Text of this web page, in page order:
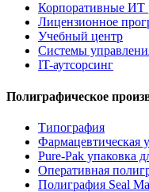
Корпоративные ИТ
Лицензионное
Учебный центр
Системы
IT-аутсорсинг
Полиграфическое
Типография
Фармацевтическая
Pure-Pak упаковка
Оперативная
Полиграфия Seal